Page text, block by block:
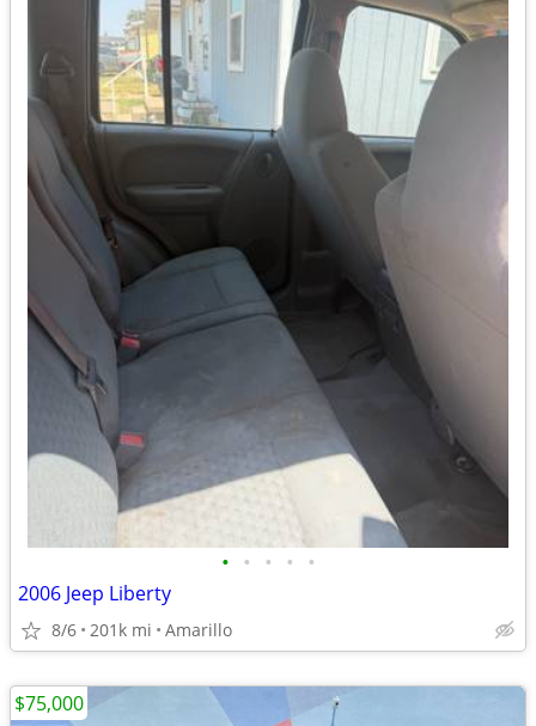
• • • • •
2006 Jeep Liberty
8/6 201k mi Amarillo
$75,000